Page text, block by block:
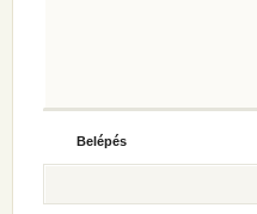
Belépés